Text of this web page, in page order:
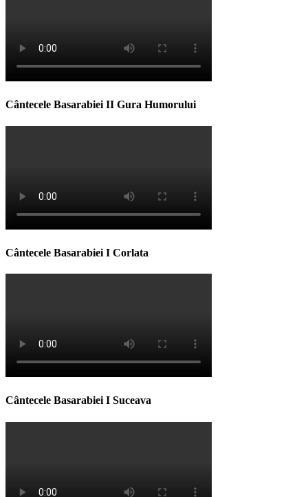
Cântecele Basarabiei II Gura Humorului
Cântecele Basarabiei I Corlata
Cântecele Basarabiei I Suceava